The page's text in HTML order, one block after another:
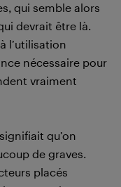
qui semble alors
devrait être là.
l’utilisation
nécessaire pour
vraiment
qu’on
de graves.
placés